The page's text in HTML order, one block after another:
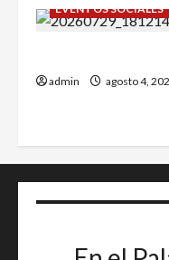
EVENTOS SOCIALES
admin agosto 4,